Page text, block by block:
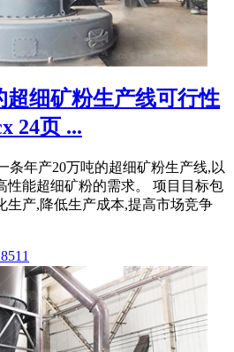
超细矿粉生产线可行性
24页 ...
条年产20万吨的超细矿粉生产线,以
性能超细矿粉的需求。 项目目标包
生产,降低生产成本,提高市场竞争